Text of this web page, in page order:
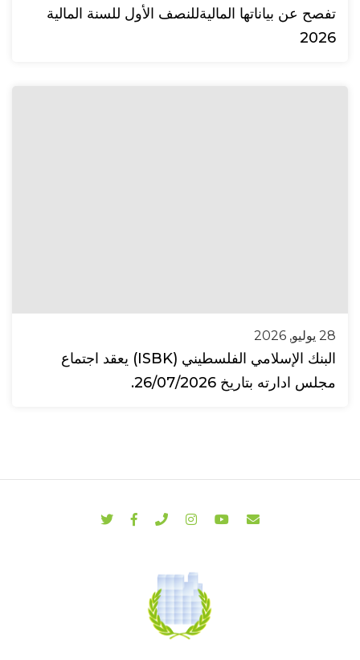
تفصح عن بياناتها الماليةللنصف الأول للسنة المالية
2026
28 يوليو, 2026
البنك الإسلامي الفلسطيني (ISBK) يعقد اجتماع
مجلس ادارته بتاريخ 26/07/2026.